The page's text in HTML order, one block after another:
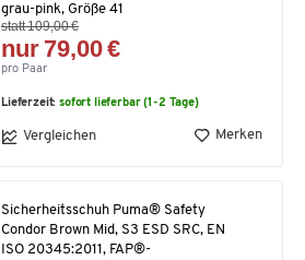
grau-pink, Größe 41
statt 109,00 €
nur 79,00 €
pro Paar
Lieferzeit:sofort lieferbar (1-2 Tage)
Vergleichen Merken
Sicherheitsschuh Puma® Safety
Condor Brown Mid, S3 ESD SRC, EN
ISO 20345:2011, FAP®-